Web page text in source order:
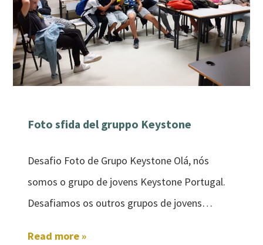
Foto sfida del gruppo Keystone
Desafio Foto de Grupo Keystone Olá, nós
somos o grupo de jovens Keystone Portugal.
Desafiamos os outros grupos de jovens…
Read more »